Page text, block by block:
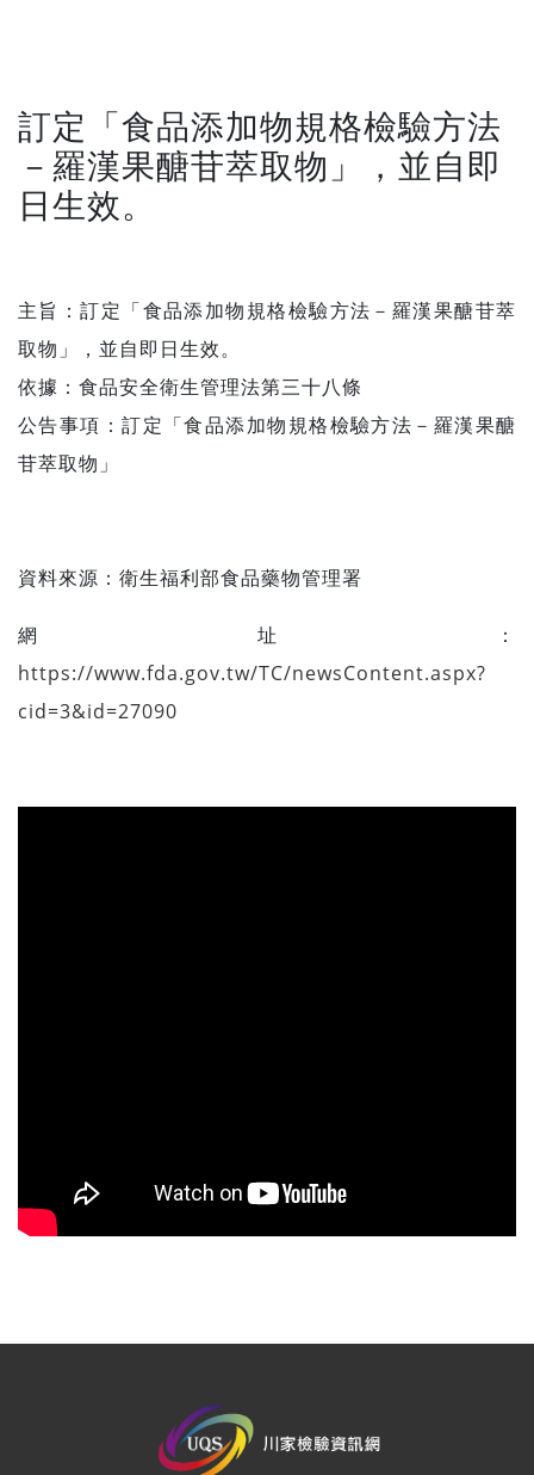
訂定「食品添加物規格檢驗方法
－羅漢果醣苷萃取物」，並自即
日生效。
主旨：訂定「食品添加物規格檢驗方法－羅漢果醣苷萃
取物」，並自即日生效。
依據：食品安全衛生管理法第三十八條
公告事項：訂定「食品添加物規格檢驗方法－羅漢果醣
苷萃取物」
資料來源： 衛生福利部食品藥物管理署
網址：
https://www.fda.gov.tw/TC/newsContent.aspx?
cid=3&id=27090